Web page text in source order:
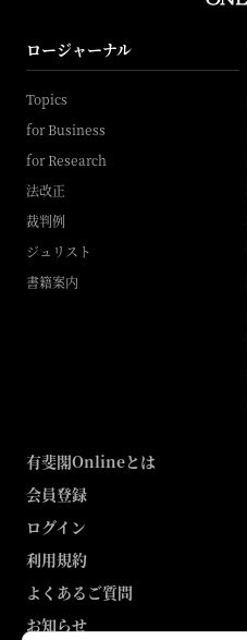
ロージャーナル
Topics
for Business
for Research
法改正
裁判例
ジュリスト
書籍案内
有斐閣Onlineとは
会員登録
ログイン
利用規約
よくあるご質問
お知らせ